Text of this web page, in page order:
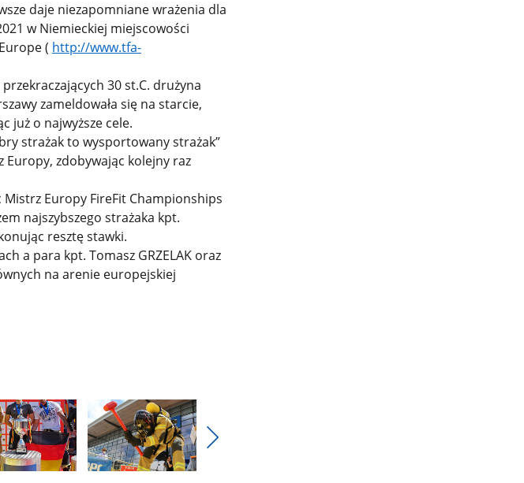
daje niezapomniane wrażenia dla
w Niemieckiej miejscowości
( http://www.tfa-
30 st.C. drużyna
zameldowała się na starcie,
już o najwyższe cele.
strażak to wysportowany strażak”
Europy, zdobywając kolejny raz
Europy FireFit Championships
najszybszego strażaka kpt.
resztę stawki.
a para kpt. Tomasz GRZELAK oraz
na arenie europejskiej